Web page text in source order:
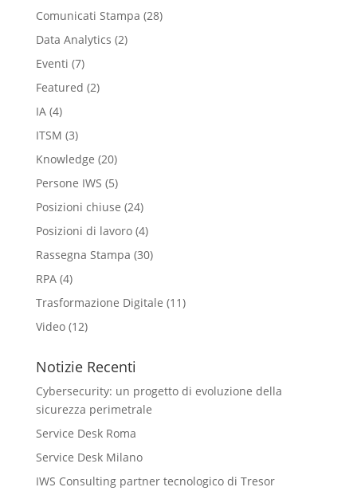
Comunicati Stampa (28)
Data Analytics (2)
Eventi (7)
Featured (2)
IA(4)
ITSM (3)
Knowledge (20)
Persone IWS (5)
Posizioni chiuse (24)
Posizioni di lavoro(4)
Rassegna Stampa (30)
RPA(4)
Trasformazione Digitale (11)
Video(12)
Notizie Recenti
Cybersecurity: un progetto di evoluzione della
sicurezza perimetrale
Service Desk Roma
Service Desk Milano
IWS Consulting partner tecnologico di Tresor